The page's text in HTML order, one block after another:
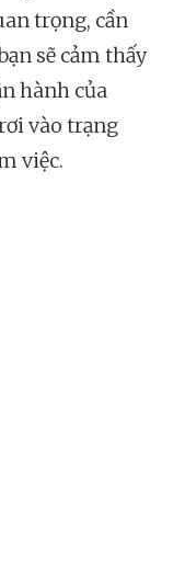
trọng, cần
sẽ cảm thấy
hành của
vào trạng
việc.